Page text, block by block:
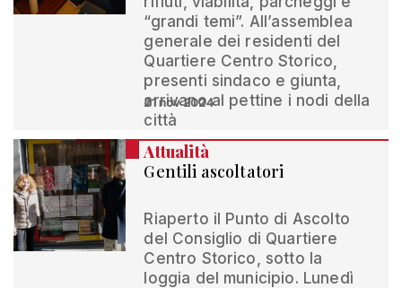
“grandi temi”. All’assemblea
generale dei residenti del
Quartiere Centro Storico,
presenti sindaco e giunta,
arrivano al pettine i nodi della
città
21 nov 2024
Attualità
Gentili ascoltatori
Riaperto il Punto di Ascolto
del Consiglio di Quartiere
Centro Storico, sotto la
loggia del municipio. Lunedì